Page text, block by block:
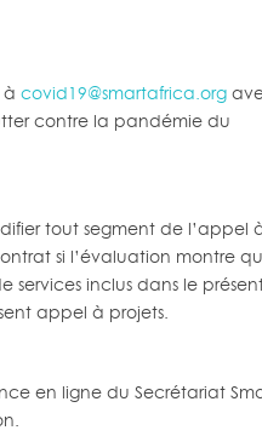
à covid19@smartafrica.org
contre la pandémie du
tout segment de l’appel
si l’évaluation montre
services inclus dans le
appel à projets.
en ligne du Secrétariat